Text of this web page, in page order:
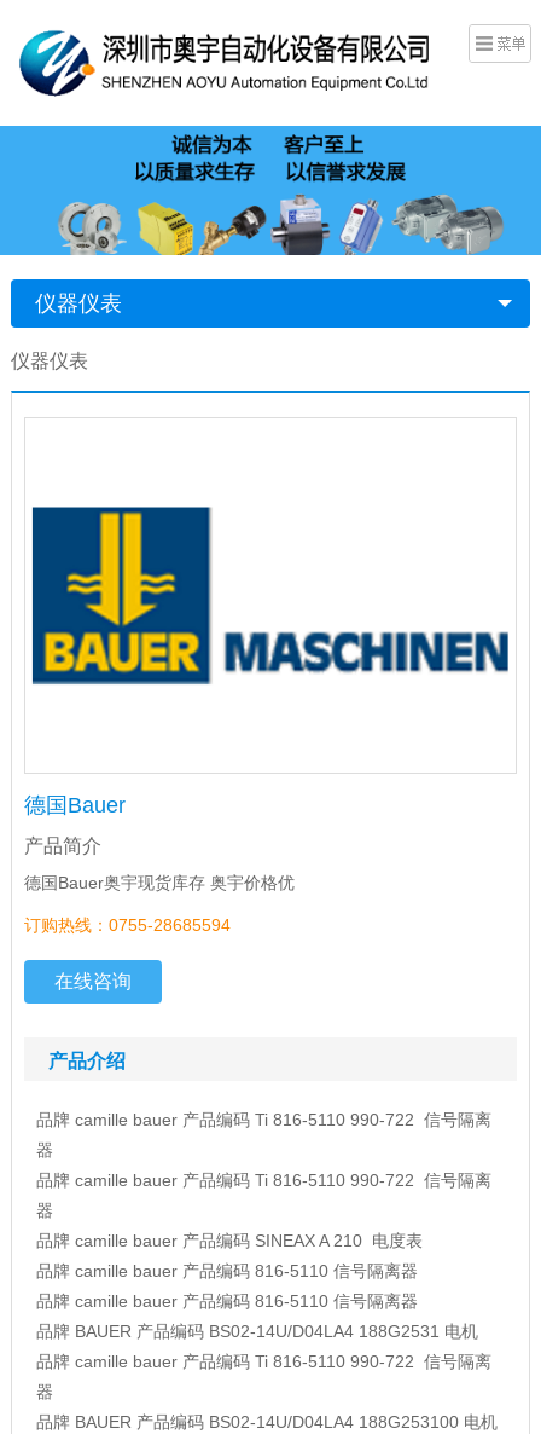
仪器仪表
仪器仪表
德国Bauer
产品简介
德国Bauer奥宇现货库存 奥宇价格优
订购热线：0755-28685594
在线咨询
产品介绍
品牌 camille bauer 产品编码 Ti 816-5110 990-722 信号隔离
器
品牌 camille bauer 产品编码 Ti 816-5110 990-722 信号隔离
器
品牌 camille bauer 产品编码 SINEAX A 210 电度表
品牌 camille bauer 产品编码 816-5110 信号隔离器
品牌 camille bauer 产品编码 816-5110 信号隔离器
品牌 BAUER 产品编码 BS02-14U/D04LA4 188G2531 电机
品牌 camille bauer 产品编码 Ti 816-5110 990-722 信号隔离
器
品牌 BAUER 产品编码 BS02-14U/D04LA4 188G253100 电机